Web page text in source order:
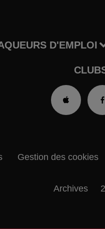
D'EMPLOI
Gestion des cookies
Archives